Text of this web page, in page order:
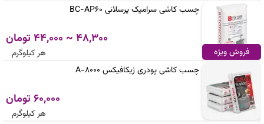
فروش ویژه
چسب کاشی سرامیک پرسلانی BC-AP60
48,300 ~ 44,000 تومان
هر کیلوگرم
چسب کاشی پودری ژیکافیکس A-8000
60,000 تومان
هر کیلوگرم